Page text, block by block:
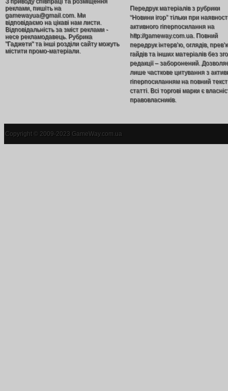
реклами, пишіть на
gamewayua@gmail.com. Ми
відповідаємо на цікаві нам листи.
Відповідальність за зміст реклами -
несе рекламодавець. Рубрика
"Гаджети" та інші розділи сайту можуть
містити промо-матеріали.
Передрук матеріалів з рубрики
“Новини ігор” тільки при
активного гіперпосилання на
http://gameway.com.ua. Повний
передрук інтерв’ю, оглядів,
гайдів та інших матеріалів без
редакції – заборонений.
лише часткове цитування з
гіперпосиланням на повний текст
статті. Всі торгові марки є
правовласників.
Copyright © 2009-2023 GameWay.com.ua